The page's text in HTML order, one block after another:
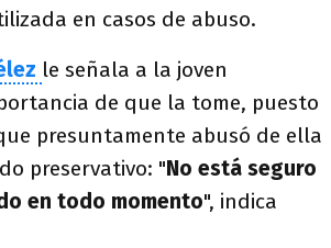
en casos de abuso.
le señala a la joven
de que la tome, puesto
presuntamente abusó de ella
preservativo: "No está seguro
en todo momento", indica